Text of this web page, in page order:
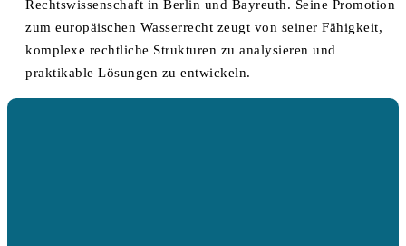
Rechtswissenschaft in Berlin und Bayreuth. Seine Promotion
zum europäischen Wasserrecht zeugt von seiner Fähigkeit,
komplexe rechtliche Strukturen zu analysieren und
praktikable Lösungen zu entwickeln.